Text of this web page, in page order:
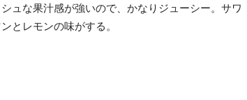
ュな果汁感が強いので、かなりジューシー。サワ
とレモンの味がする。